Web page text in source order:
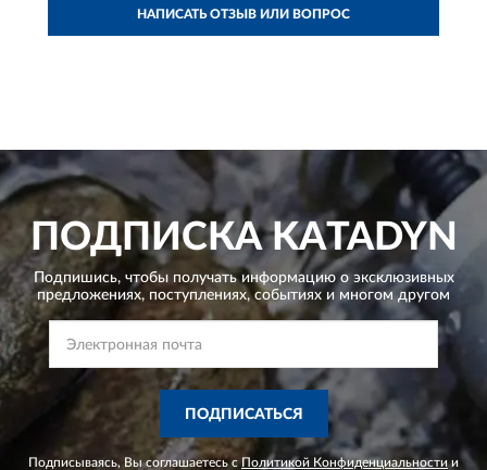
НАПИСАТЬ ОТЗЫВ ИЛИ ВОПРОС
ПОДПИСКАKATADYN
Подпишись, чтобы получать информацию о эксклюзивных
предложениях, поступлениях, событиях и многом другом
ПОДПИСАТЬСЯ
Подписываясь, Вы соглашаетесь сПолитикой Конфиденциальности и